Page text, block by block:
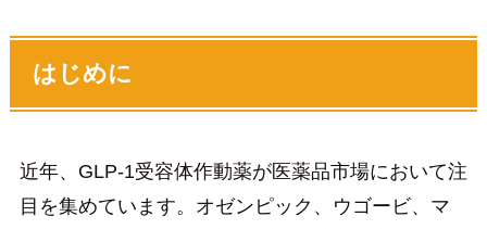
はじめに
近年、GLP-1受容体作動薬が医薬品市場において注
目を集めています。オゼンピック、ウゴービ、マ